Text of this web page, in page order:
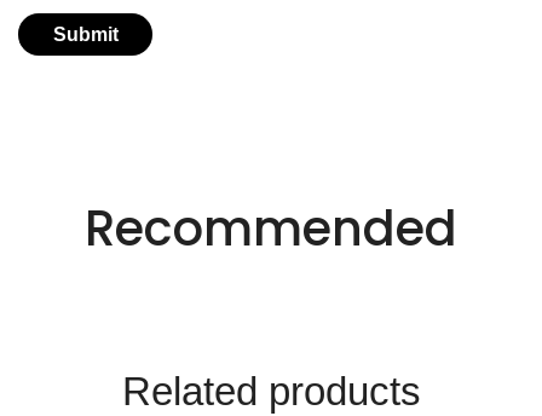
创新的激光解决方
案。
Recommended
Related products